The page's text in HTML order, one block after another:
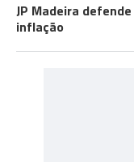
JP Madeira
inflação